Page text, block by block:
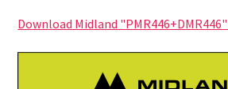
Download Midland